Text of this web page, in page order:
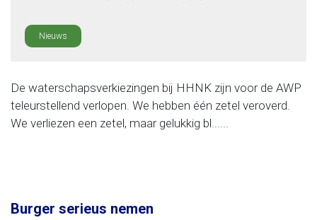
Nieuws
De waterschapsverkiezingen bij HHNK zijn voor de AWP
teleurstellend verlopen. We hebben één zetel veroverd.
We verliezen een zetel, maar gelukkig bl......
Burger serieus nemen